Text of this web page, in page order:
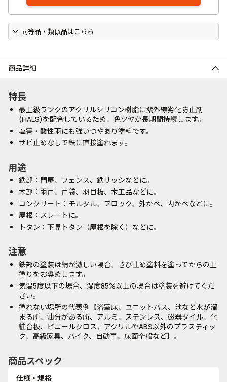
同等品・類似品はこちら
商品詳細
特長
最上級ランクのアクリルシリコン樹脂に紫外線劣化防止剤
(HALS)を配合しているため、色ツヤが長期間持続します。
塩害・酸性雨にも強いつやあり塗料です。
サビ止めなしで鉄に直接塗れます。
用途
鉄部：門扉、フェンス、鉄サッシなどに。
木部：雨戸、戸袋、羽目板、木工品などに。
コンクリート：モルタル、ブロック、外かべ、内かべなどに。
屋根：スレートに。
トタン：下見トタン（屋根を除く）などに。
注意
鉄部の塗装は錆が激しい場合、さび止め塗料を塗ってからの上
塗りをお奨めします。
気温5度以下の場合、湿度85%以上の場合は塗装を避けてくだ
さい。
塗れない場所の代表例【浴室床、ユニットバス、池など水が溜
まる所、油分がある所、アルミ、ステンレス、磁器タイル、化
粧合板、ビニールクロス、アクリルやABS以外のプラスティッ
ク、高級家具、バイク、自動車、床面全般など】。
商品スペック
仕様・規格